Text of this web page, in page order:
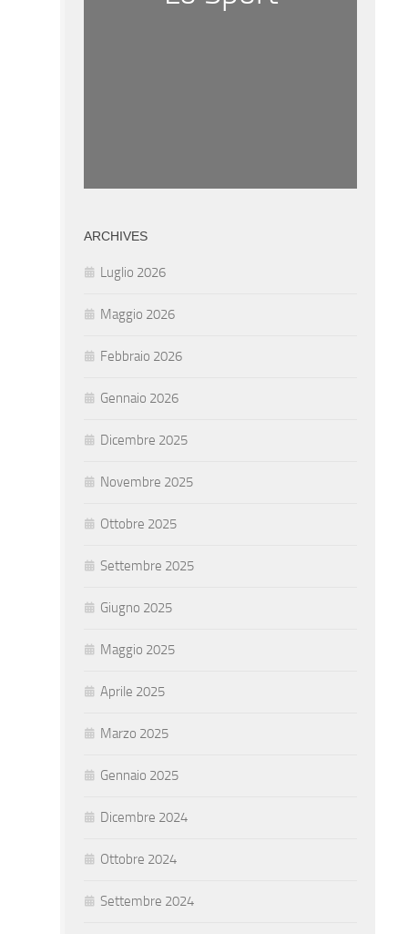
ARCHIVES
Luglio 2026
Maggio 2026
Febbraio 2026
Gennaio 2026
Dicembre 2025
Novembre 2025
Ottobre 2025
Settembre 2025
Giugno 2025
Maggio 2025
Aprile 2025
Marzo 2025
Gennaio 2025
Dicembre 2024
Ottobre 2024
Settembre 2024